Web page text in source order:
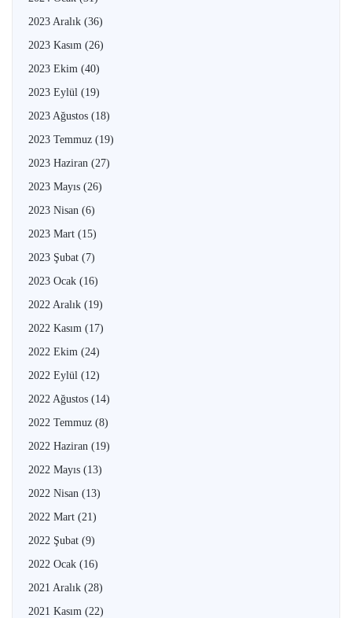
2023 Aralık (36)
2023 Kasım (26)
2023 Ekim (40)
2023 Eylül (19)
2023 Ağustos (18)
2023 Temmuz (19)
2023 Haziran (27)
2023 Mayıs (26)
2023 Nisan (6)
2023 Mart (15)
2023 Şubat (7)
2023 Ocak (16)
2022 Aralık (19)
2022 Kasım (17)
2022 Ekim (24)
2022 Eylül (12)
2022 Ağustos (14)
2022 Temmuz (8)
2022 Haziran (19)
2022 Mayıs (13)
2022 Nisan (13)
2022 Mart (21)
2022 Şubat (9)
2022 Ocak (16)
2021 Aralık (28)
2021 Kasım (22)